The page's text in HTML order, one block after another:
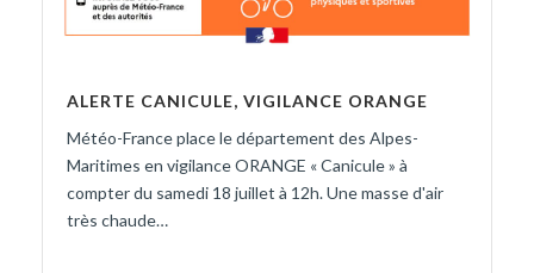
ALERTE CANICULE, VIGILANCE ORANGE
Météo-France place le département des Alpes-
Maritimes en vigilance ORANGE « Canicule » à
compter du samedi 18 juillet à 12h. Une masse d'air
très chaude…